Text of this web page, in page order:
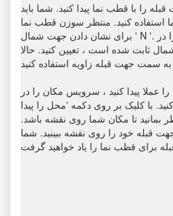
را با قطب نما پیدا کنید. شما باید
استفاده کنید. منتظر سوزن قطب نما
برای نشان دادن جهت شمال ' N '. مکان نمای زاویه قبله را در
ثابت شده است ، تعیین کنید. حالا
عملا پیدا کنید ، سرویس مکان را در
با کلیک بر روی دکمه 'محل را پیدا
بمانید تا مکان شما روی نقشه باشد.
قبله خود را روی نقشه ببینید. شما